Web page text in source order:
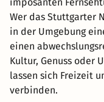
Wer das Stuttgarter
in der Umgebung
einen
Kultur, Genuss oder
lassen sich Freizeit
verbinden.